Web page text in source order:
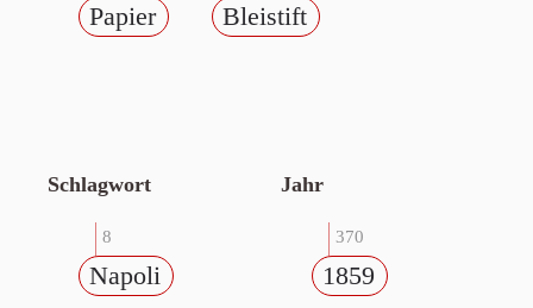
Papier Bleistift
Schlagwort
8
Napoli
Jahr
370
1859